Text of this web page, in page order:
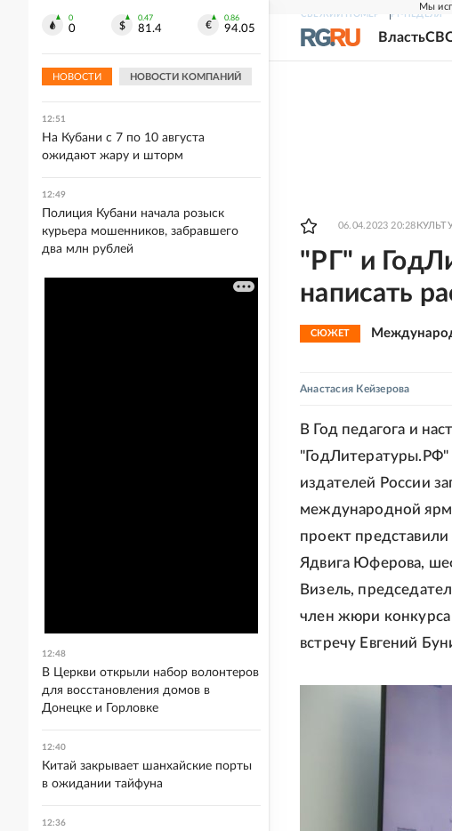
Мы
СВЕЖИЙ НОМЕР РГ-НЕДЕЛЯ
Власть
06.04.2023 20:28
"РГ" и
написать
СЮЖЕТ
Анастасия Кейзерова
В Год педагога и
"ГодЛитературы.РФ"
издателей России
международной
проект представили
Ядвига Юферова,
Визель,
член жюри конкурса
встречу Евгений
0
0
0.47
81.4
0.86
94.05
НОВОСТИ НОВОСТИ КОМПАНИЙ
12:53
природе
12:51
На Кубани с 7 по 10 августа
ожидают жару и шторм
12:49
Полиция Кубани начала розыск
курьера мошенников, забравшего
два млн рублей
12:48
В Церкви открыли набор волонтеров
для восстановления домов в
Донецке и Горловке
12:40
Китай закрывает шанхайские порты
в ожидании тайфуна
12:36